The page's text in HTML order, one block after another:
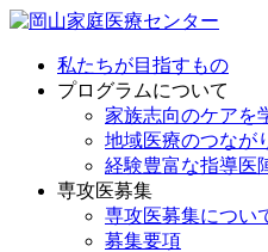
私たちが目指すもの
プログラムについて
家族志向のケアを
地域医療のつなが
経験豊富な指導医
専攻医募集
専攻医募集につい
募集要項